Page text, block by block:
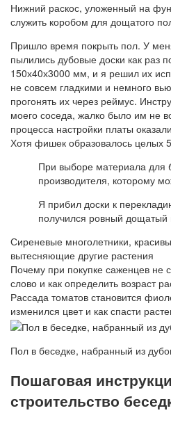
Нижний раскос, уложенный на
служить коробом для дощатого
Пришло время покрыть пол. У
пылились дубовые доски как раз
150х40х3000 мм, и я решил их
не совсем гладкими и немного
прогонять их через реймус.
моего соседа, жалко было им не
процесса настройки платы
Хотя фишек образовалось целых
При выборе материала для
производителя, которому
Я прибил доски к
получился ровный дощатый
Сиреневые многолетники,
вытесняющие другие растения
Почему при покупке саженцев не
слово и как определить возраст
Рассада томатов становится
изменился цвет и как спасти
Пол в беседке, набранный из
Пошаговая
строительство